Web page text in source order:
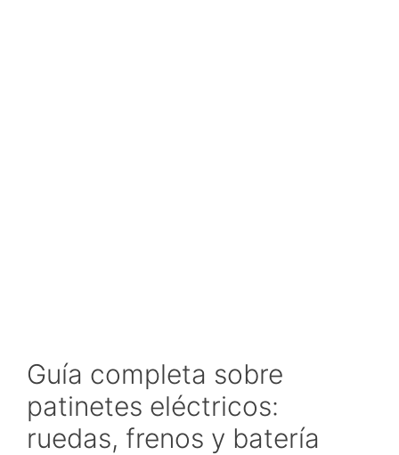
Guía completa sobre
patinetes eléctricos:
ruedas, frenos y batería